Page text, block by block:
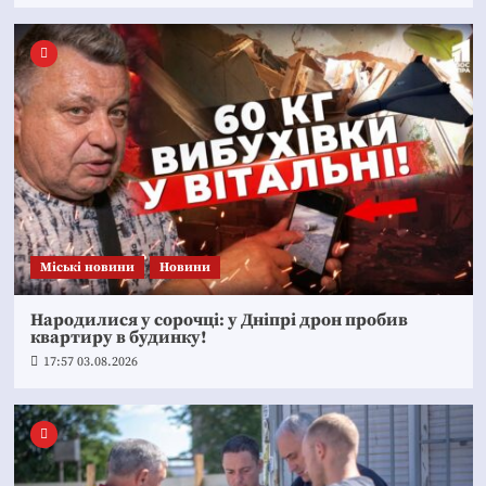
Mіські новини Новини
Народилися у сорочці: у Дніпрі дрон пробив
квартиру в будинку!
17:57 03.08.2026